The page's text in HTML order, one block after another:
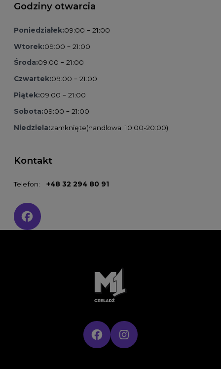
Godziny otwarcia
Poniedziałek:09:00 – 21:00
Wtorek:09:00 – 21:00
Środa:09:00 – 21:00
Czwartek:09:00 – 21:00
Piątek:09:00 – 21:00
Sobota:09:00 – 21:00
Niedziela:zamknięte(handlowa: 10:00-20:00)
Kontakt
Telefon: +48 32 294 80 91
Social media: